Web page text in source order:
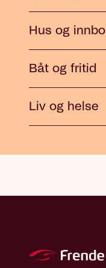
Hus og innbo
Båt og fritid
Liv og helse